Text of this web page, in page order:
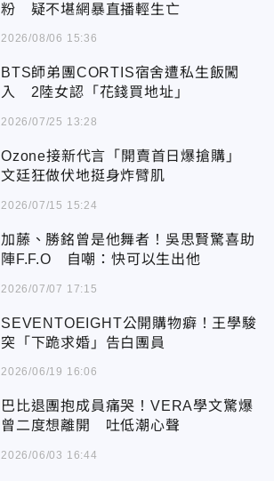
粉 疑不堪網暴直播輕生亡
2026/08/06 15:36
BTS師弟團CORTIS宿舍遭私生飯闖
入 2陸女認「花錢買地址」
2026/07/25 13:28
Ozone接新代言「開賣首日爆搶購」
文廷狂做伏地挺身炸臂肌
2026/07/15 15:24
加藤、勝銘曾是他舞者！吳思賢驚喜助
陣F.F.O 自嘲：快可以生出他
2026/07/07 17:15
SEVENTOEIGHT公開購物癖！王學駿
突「下跪求婚」告白團員
2026/06/19 16:06
巴比退團抱成員痛哭！VERA學文驚爆
曾二度想離開 吐低潮心聲
2026/06/03 16:44